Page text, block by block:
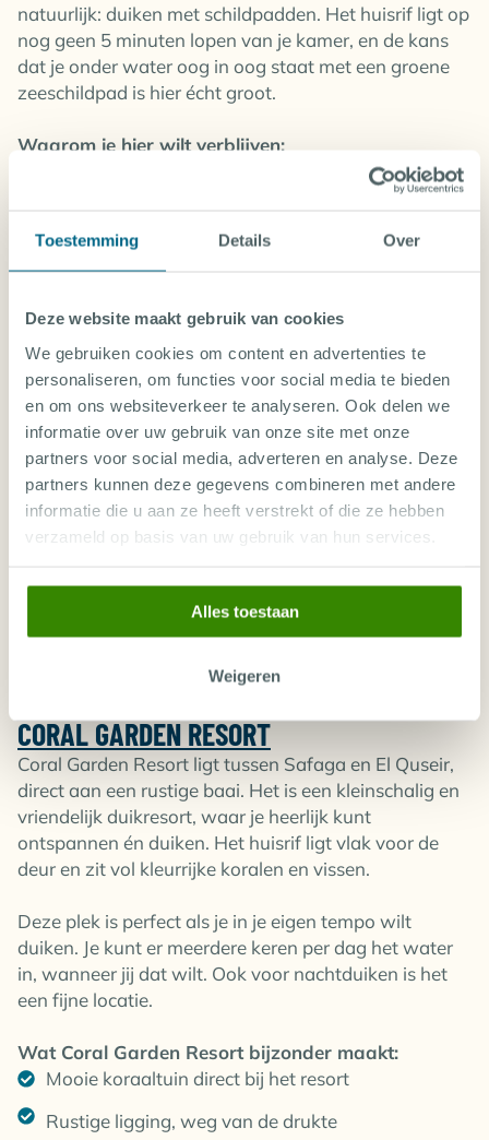
Toestemming Details Over
Deze website maakt gebruik van cookies
We gebruiken cookies om content en advertenties te
personaliseren, om functies voor social media te bieden
en om ons websiteverkeer te analyseren. Ook delen we
informatie over uw gebruik van onze site met onze
partners voor social media, adverteren en analyse. Deze
partners kunnen deze gegevens combineren met andere
informatie die u aan ze heeft verstrekt of die ze hebben
verzameld op basis van uw gebruik van hun services.
Alles toestaan
Weigeren
natuurlijk: duiken met schildpadden. Het huisrif ligt op
nog geen 5 minuten lopen van je kamer, en de kans
dat je onder water oog in oog staat met een groene
zeeschildpad is hier écht groot.
Waarom je hier wilt verblijven:
Op loopafstand van het huisrif van Abu Dabbab
Lodge in bedoeïenenstijl, midden in de natuur
Ideaal voor rustzoekers en natuurliefhebbers
CORAL GARDEN RESORT
Coral Garden Resort ligt tussen Safaga en El Quseir,
direct aan een rustige baai. Het is een kleinschalig en
vriendelijk duikresort, waar je heerlijk kunt
ontspannen én duiken. Het huisrif ligt vlak voor de
deur en zit vol kleurrijke koralen en vissen.
Deze plek is perfect als je in je eigen tempo wilt
duiken. Je kunt er meerdere keren per dag het water
in, wanneer jij dat wilt. Ook voor nachtduiken is het
een fijne locatie.
Wat Coral Garden Resort bijzonder maakt:
Mooie koraaltuin direct bij het resort
Rustige ligging, weg van de drukte